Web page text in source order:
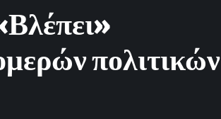
πολιτικών